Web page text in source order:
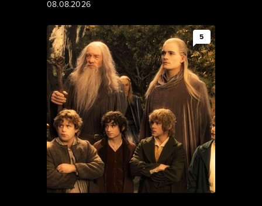
08.08.2026
5